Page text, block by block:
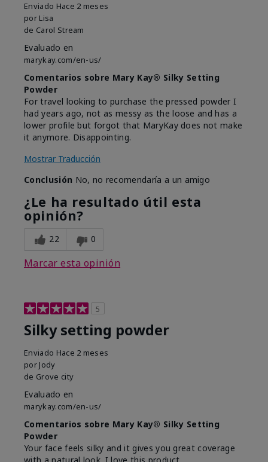
Enviado Hace 2 meses
por Lisa
de Carol Stream
Evaluado en
marykay.com/en-us/
Comentarios sobre Mary Kay® Silky Setting
Powder
For travel looking to purchase the pressed powder I
had years ago, not as messy as the loose and has a
lower profile but forgot that MaryKay does not make
it anymore. Disappointing.
Mostrar Traducción
Conclusión No, no recomendaría a un amigo
¿Le ha resultado útil esta
opinión?
22 0
Marcar esta opinión
5
Silky setting powder
Enviado Hace 2 meses
por Jody
de Grove city
Evaluado en
marykay.com/en-us/
Comentarios sobre Mary Kay® Silky Setting
Powder
Your face feels silky and it gives you great coverage